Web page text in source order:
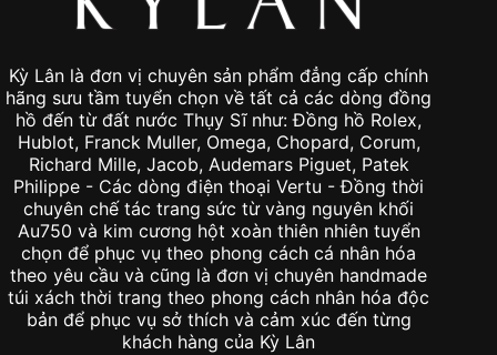
Kỳ Lân là đơn vị chuyên sản phẩm đẳng cấp chính
hãng sưu tầm tuyển chọn về tất cả các dòng đồng
hồ đến từ đất nước Thụy Sĩ như: Đồng hồ Rolex,
Hublot, Franck Muller, Omega, Chopard, Corum,
Richard Mille, Jacob, Audemars Piguet, Patek
Philippe - Các dòng điện thoại Vertu - Đồng thời
chuyên chế tác trang sức từ vàng nguyên khối
Au750 và kim cương hột xoàn thiên nhiên tuyển
chọn để phục vụ theo phong cách cá nhân hóa
theo yêu cầu và cũng là đơn vị chuyên handmade
túi xách thời trang theo phong cách nhân hóa độc
bản để phục vụ sở thích và cảm xúc đến từng
khách hàng của Kỳ Lân